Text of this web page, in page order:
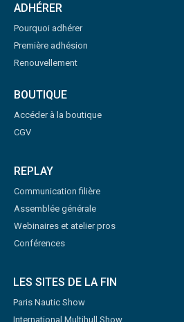
ADHÉRER
Pourquoi adhérer
Première adhésion
Renouvellement
BOUTIQUE
Accéder à la boutique
CGV
REPLAY
Communication filière
Assemblée générale
Webinaires et atelier pros
Conférences
LES SITES DE LA FIN
Paris Nautic Show
International Multihull Show